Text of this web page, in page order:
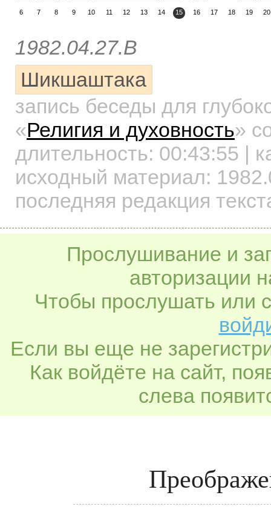
6 7 8 9 10 11 12 13 14 15 16 17 18 19 20
1982.04.27.B
Шикшаштака
запись беседы для
«Религия и духовность»
длительность: 00:43:55 |
исходный материал:
последняя редакция
Прослушивание и
авторизации
Чтобы прослушать или
Если вы еще не
Как войдёте на сайт,
слева